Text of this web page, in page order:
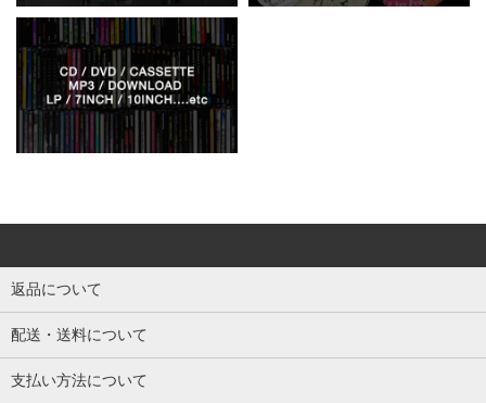
返品について
配送・送料について
支払い方法について